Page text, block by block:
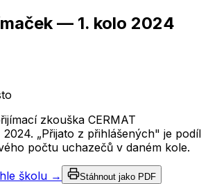
— 1. kolo 2024
zkouška CERMAT
2024. „Přijato z přihlášených" je podíl
počtu uchazečů v daném kole.
školu → Stáhnout jako PDF